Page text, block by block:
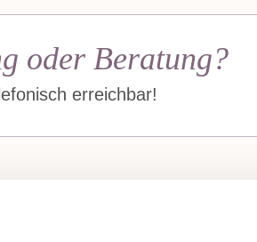
oder Beratung?
erreichbar!